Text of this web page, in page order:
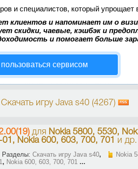
и специалистов, который упрощает
клиентов и напоминает им о
скидки, чаевые, кэшбэк и
и помогает больше
сервисом
игру Java s40 (4267)
для Nokia 5800, 5530,
Nokia 600, 603, 700, 701
и др.
Скачать игру Java s40,
Nokia
, Nokia 600, 603, 700, 701 ...